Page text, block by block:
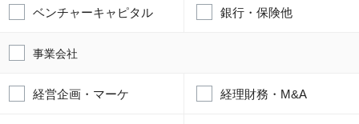
ベンチャーキャピタル 銀行・保険他
事業会社
経営企画・マーケ 経理財務・M&A